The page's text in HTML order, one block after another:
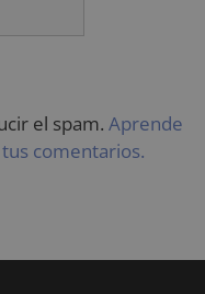
el spam. Aprende
comentarios.